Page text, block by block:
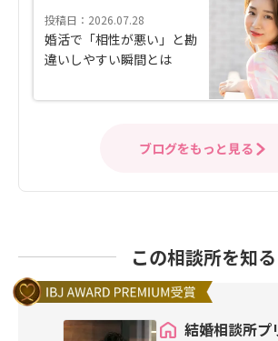
投稿日：2026.07.28
婚活で「相性が悪い」と勘
違いしやすい瞬間とは
ブログをもっと見る
この相談所を知る
結婚相談所プ